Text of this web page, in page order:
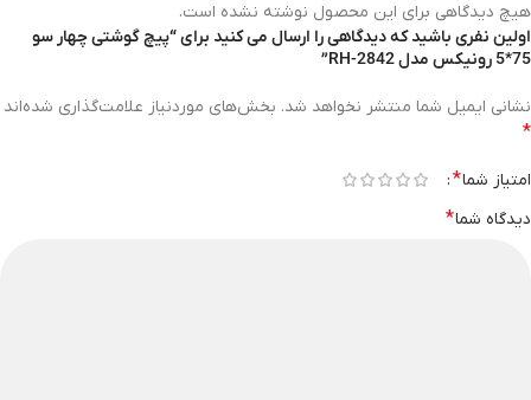
هیچ دیدگاهی برای این محصول نوشته نشده است.
اولین نفری باشید که دیدگاهی را ارسال می کنید برای “پیچ گوشتی چهار سو
75*5 رونیکس مدل RH-2842”
نشانی ایمیل شما منتشر نخواهد شد. بخش‌های موردنیاز علامت‌گذاری شده‌اند
*
امتیاز شما*
دیدگاه شما*